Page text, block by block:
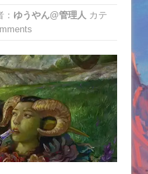
ゆうやん@管理人 カテ